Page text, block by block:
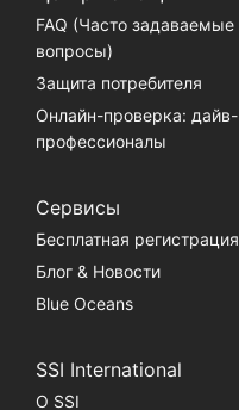
FAQ (Часто задаваемые
вопросы)
Защита потребителя
Онлайн-проверка: дайв-
профессионалы
Сервисы
Бесплатная регистрация
Блог & Новости
Blue Oceans
SSI International
О SSI